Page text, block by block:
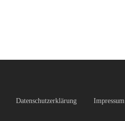
Datenschutzerklärung Impressum